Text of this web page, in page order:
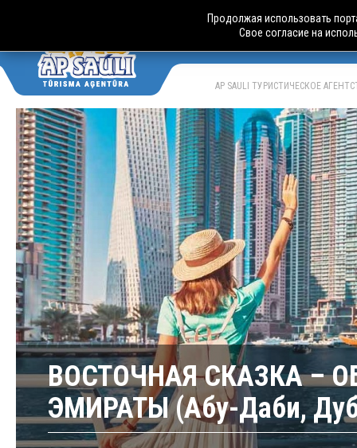
AP SAULI ТУРИСТИЧЕСКОЕ
ВОСТОЧНАЯ СКАЗКА –
ЭМИРАТЫ (Абу-Даби,
Продолжая использовать
Свое согласие на